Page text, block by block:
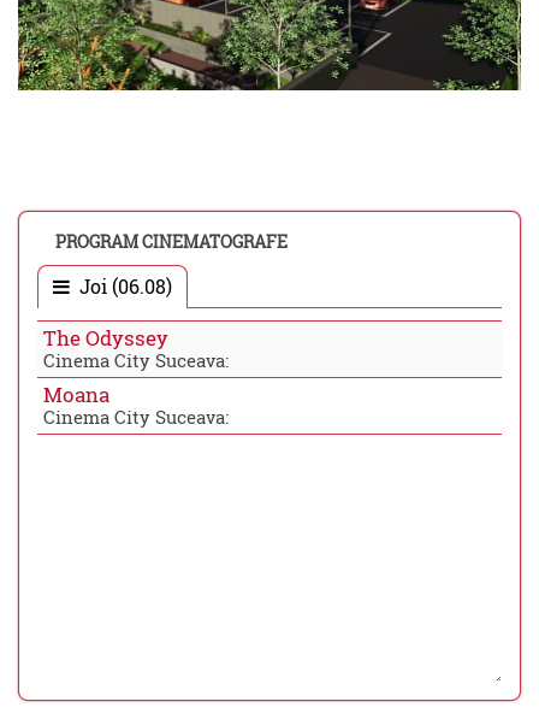
PROGRAM CINEMATOGRAFE
Joi (06.08)
The Odyssey
Cinema City Suceava:
Moana
Cinema City Suceava: